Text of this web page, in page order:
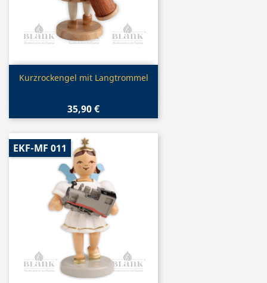
Vorschau
Kurzrockengel mit Langtrommel
35,90 €
EKF-MF 011